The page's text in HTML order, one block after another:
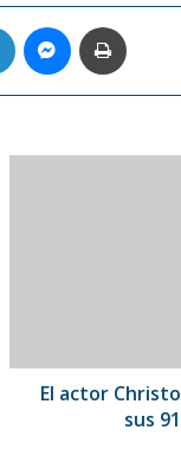
LinkedIn Messenger
años
El actor
sus